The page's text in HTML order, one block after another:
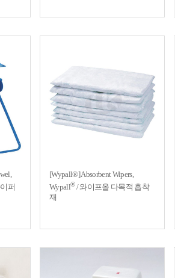
퍼
[Wypall®] Absorbent Wipers,
Wypall®/ 와이프올 다목적 흡착
재